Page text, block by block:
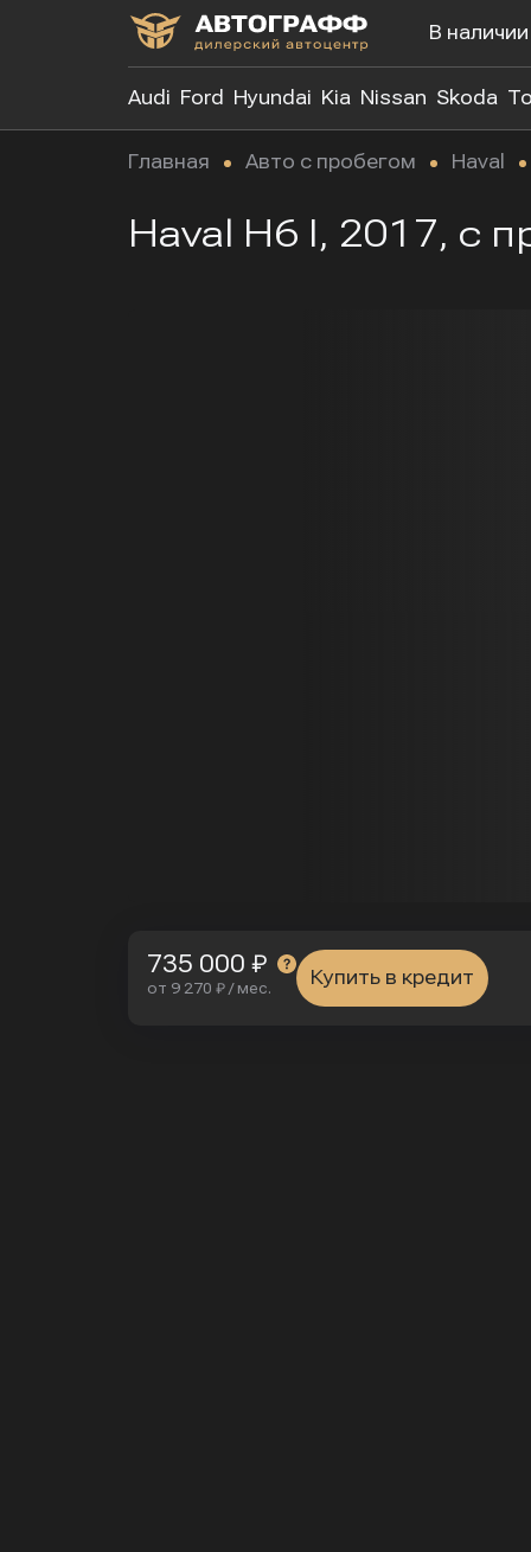
В наличии
Audi Ford Hyundai Kia Nissan Skoda
Главная Авто с пробегом Haval
Haval H6 I, 2017, с
735 000 ₽
от 9 270 ₽ / мес. Купить в кредит